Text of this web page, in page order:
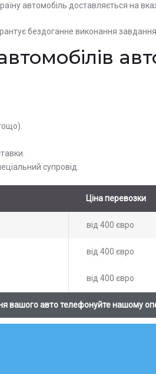
автомобіль доставляється на
бездоганне виконання завдання.
супровід.
Ціна перевозки
від 400 євро
від 400 євро
від 400 євро
вашого авто телефонуйте нашому